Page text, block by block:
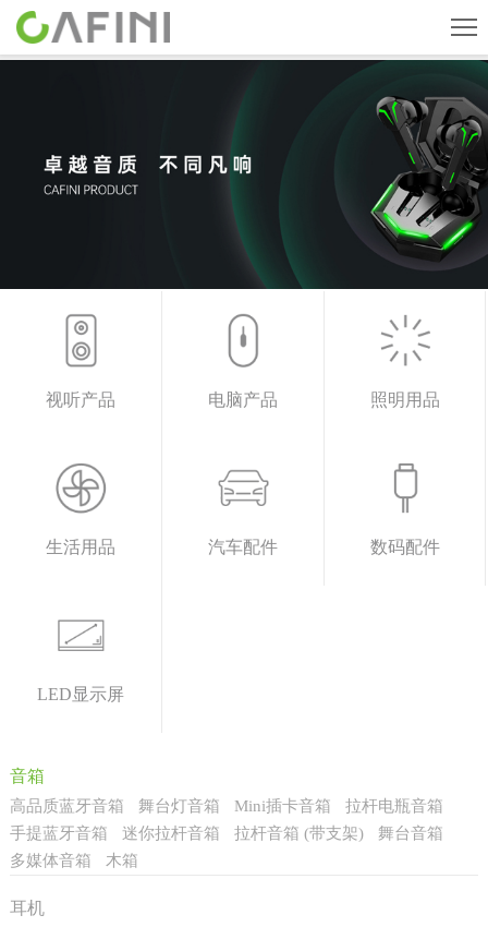
产品中心
人才招聘
联系我们
视听产品 电脑产品 照明用品
生活用品 汽车配件 数码配件
LED显示屏
音箱
高品质蓝牙音箱 舞台灯音箱 Mini插卡音箱
拉杆电瓶音箱
手提蓝牙音箱
迷你拉杆音箱 拉杆音箱 (带支架)
舞台音箱
多媒体音箱
木箱
耳机